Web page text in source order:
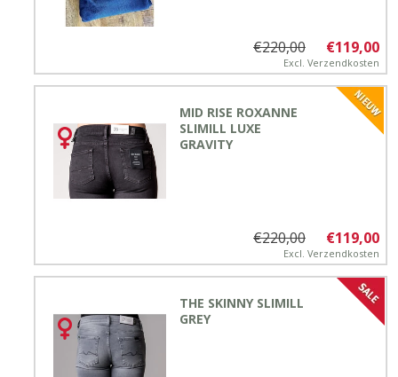
€119,00
€220,00
Excl. Verzendkosten
MID RISE ROXANNE
SLIMILL LUXE
GRAVITY
€119,00
€220,00
Excl. Verzendkosten
THE SKINNY SLIMILL
GREY